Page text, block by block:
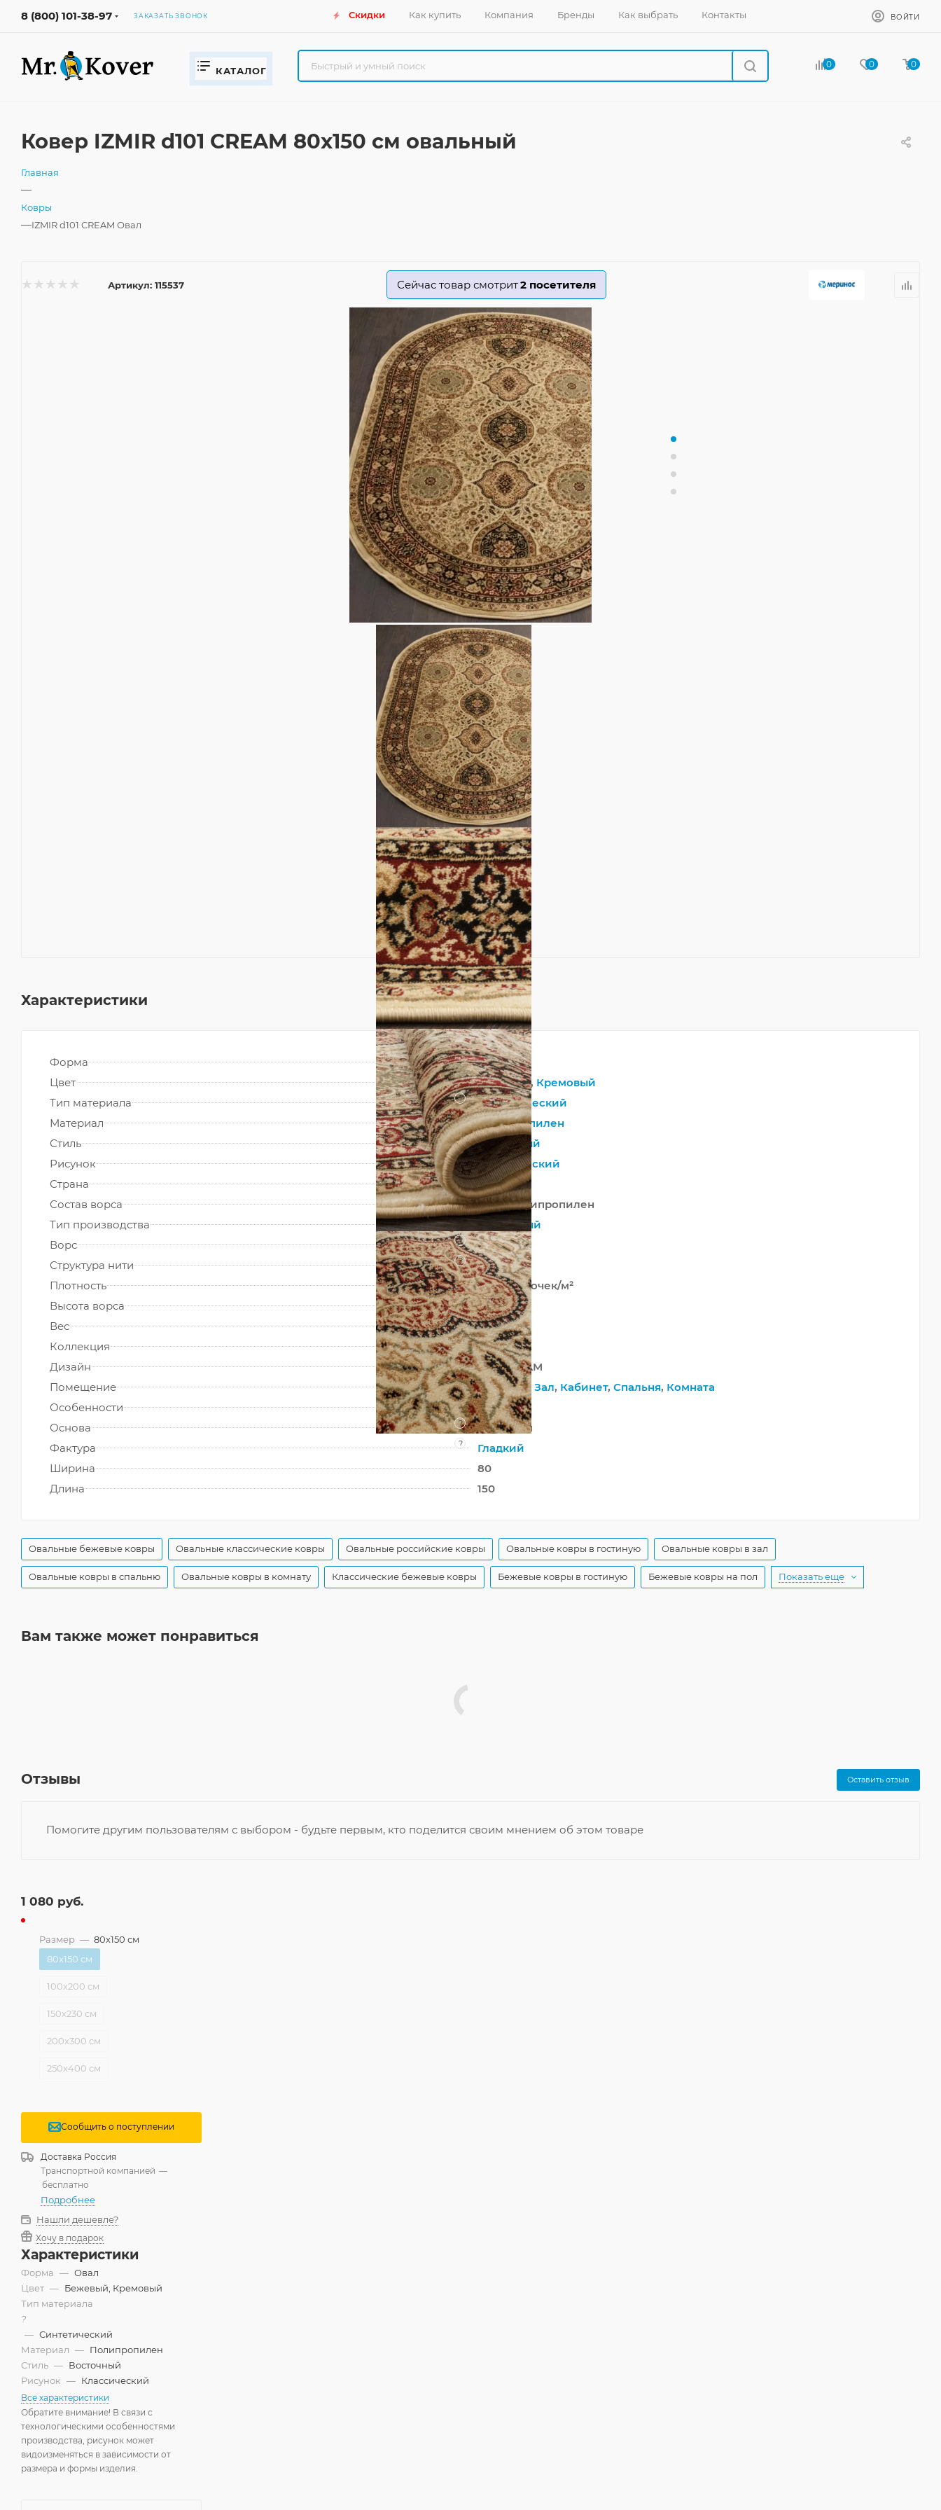
8 (800) 101-38-97 ЗАКАЗАТЬ ЗВОНОК Скидки Как купить Компания Бренды Как выбрать Контакты ВОЙТИ
КАТАЛОГ
0 0 0
Ковер IZMIR d101 CREAM 80x150 см овальный
Главная
—
Ковры
—IZMIR d101 CREAM Овал
Артикул: 115537 Сейчас товар смотрит2 посетителя
Характеристики
Форма
Овал
Цвет
Бежевый, Кремовый
Тип материала
?
Синтетический
Материал
Полипропилен
Стиль
Восточный
Рисунок
Классический
Страна
Россия
Состав ворса
100% Полипропилен
Тип производства
Машинный
Ворс
?
Средний
Структура нити
?
Хит-сет
Плотность
400 000 точек/м²
Высота ворса
11 мм
Вес
2246 г/м²
Коллекция
IZMIR
Дизайн
d101 CREAM
Помещение
Гостиная, Зал, Кабинет, Спальня, Комната
Особенности
На пол
Основа
?
Джутовая
Фактура
?
Гладкий
Ширина
80
Длина
150
Овальные бежевые ковры Овальные классические ковры Овальные российские ковры Овальные ковры в гостиную Овальные ковры в зал
Овальные ковры в спальню Овальные ковры в комнату Классические бежевые ковры Бежевые ковры в гостиную Бежевые ковры на пол Показать еще
Вам также может понравиться
Отзывы Оставить отзыв
Помогите другим пользователям с выбором - будьте первым, кто поделится своим мнением об этом товаре
1 080 руб.
Размер — 80x150 см
80x150 см
100x200 см
150x230 см
200x300 см
250x400 см
Сообщить о поступлении
Доставка Россия
Транспортной компанией —
бесплатно
Подробнее
Нашли дешевле?
Хочу в подарок
Характеристики
Форма — Овал
Цвет — Бежевый, Кремовый
Тип материала
?
— Синтетический
Материал — Полипропилен
Стиль — Восточный
Рисунок — Классический
Все характеристики
Обратите внимание! В связи с
технологическими особенностями
производства, рисунок может
видоизменяться в зависимости от
размера и формы изделия.